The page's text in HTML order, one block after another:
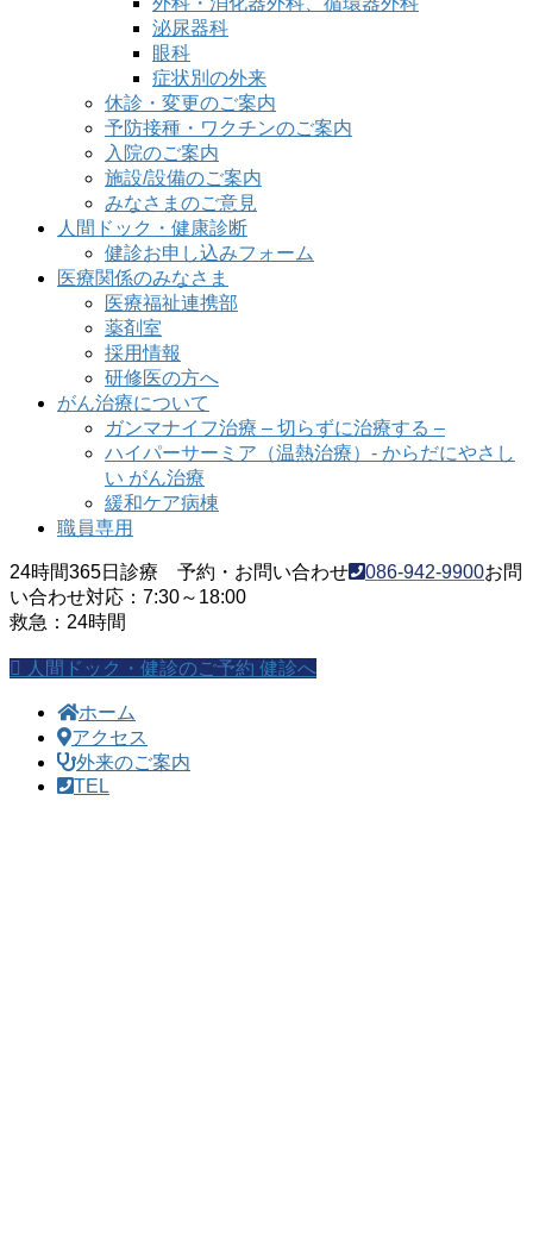
泌尿器科
眼科
症状別の外来
休診・変更のご案内
予防接種・ワクチンのご案内
入院のご案内
施設/設備のご案内
みなさまのご意見
人間ドック・健康診断
健診お申し込みフォーム
医療関係のみなさま
医療福祉連携部
薬剤室
採用情報
研修医の方へ
がん治療について
ガンマナイフ治療 – 切らずに治療する –
ハイパーサーミア（温熱治療）- からだにやさし
い がん治療
緩和ケア病棟
職員専用
24時間365日診療 予約・お問い合わせ 086-942-9900お問
い合わせ対応：7:30～18:00
救急：24時間
人間ドック・健診のご予約 健診へ
ホーム
アクセス
外来のご案内
TEL